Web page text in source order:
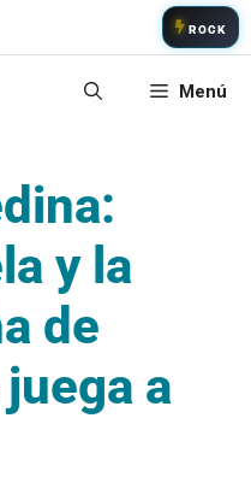
ROCK
Menú
y la
de
a